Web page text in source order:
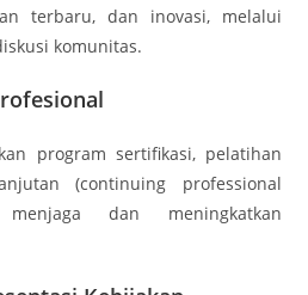
terbaru, dan inovasi, melalui
komunitas.
program sertifikasi, pelatihan
(continuing professional
dan meningkatkan